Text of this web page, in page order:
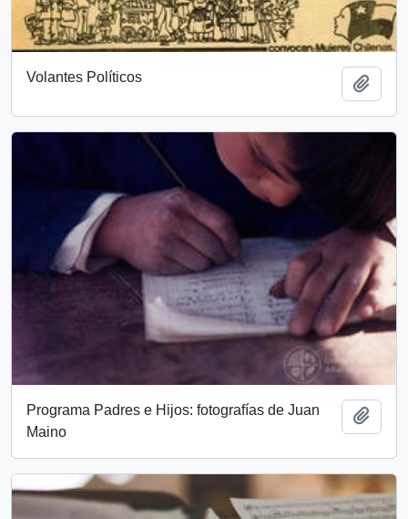
Volantes Políticos
Programa Padres e Hijos: fotografías de Juan
Maino